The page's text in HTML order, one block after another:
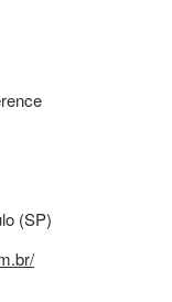
(SP)